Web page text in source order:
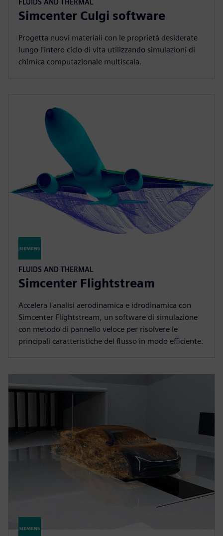
Simcenter Culgi software
Progetta nuovi materiali con le proprietà desiderate
lungo l'intero ciclo di vita utilizzando simulazioni di
chimica computazionale multiscala.
FLUIDS AND THERMAL
Simcenter Flightstream
Accelera l'analisi aerodinamica e idrodinamica con
Simcenter Flightstream, un software di simulazione
con metodo di pannello veloce per risolvere le
principali caratteristiche del flusso in modo efficiente.